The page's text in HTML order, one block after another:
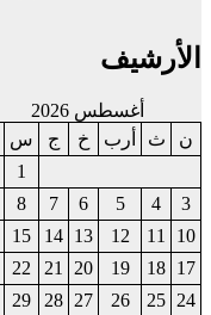
الأرشيف
أغسطس 2026
ن
ث أرب خ ج س
1
3
4
5
6
7
8
10
11
12
13
14
15
17
18
19
20
21
22
24
25
26
27
28
29